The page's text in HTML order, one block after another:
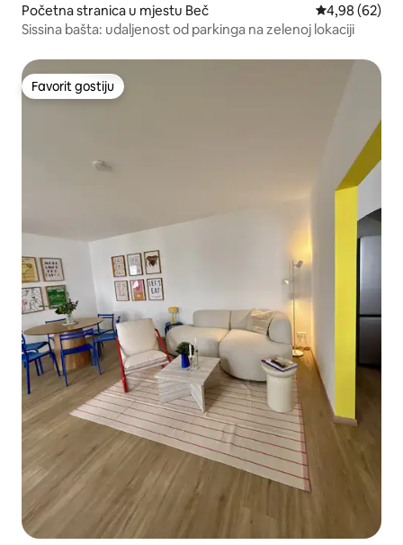
Početna stranica u mjestu Beč prosječna
4,98 (62)
Sissina bašta: udaljenost od parkinga na zelenoj lokaciji
Favorit gostiju
Favorit gostiju